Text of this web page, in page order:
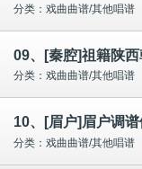
分类：戏曲曲谱/其他唱
09、[秦腔]祖籍陕西
分类：戏曲曲谱/其他唱
10、[眉户]眉户调谱
分类：戏曲曲谱/其他唱